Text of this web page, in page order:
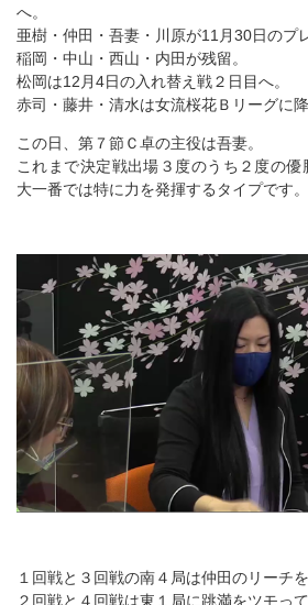
へ。
亜樹・仲田・吾妻・川原が11月30日のプ
稲岡・中山・西山・内田が残留。
松岡は12月4日の入れ替え戦２日目へ。
赤司・藤井・清水は女流桜花Ｂリーグに
この日、第７節Ｃ卓の主役は吾妻。
これまで決定戦出場３度のうち２度の優
大一番では特に力を発揮するタイプです。
１回戦と３回戦の南４局は仲田のリーチ
２回戦と４回戦は東１局に跳満をツモっ